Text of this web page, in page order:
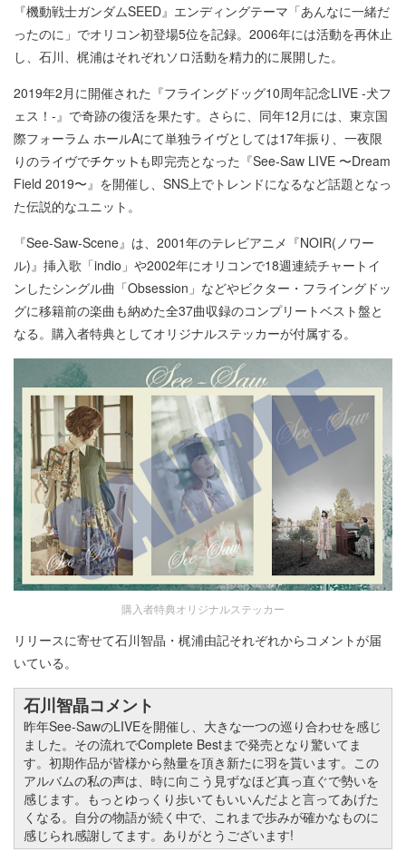
『機動戦士ガンダムSEED』エンディングテーマ「あんなに一緒だ
ったのに」でオリコン初登場5位を記録。2006年には活動を再休止
し、石川、梶浦はそれぞれソロ活動を精力的に展開した。
2019年2月に開催された『フライングドッグ10周年記念LIVE -犬フ
ェス！-』で奇跡の復活を果たす。さらに、同年12月には、東京国
際フォーラム ホールAにて単独ライヴとしては17年振り、一夜限
りのライヴで
も即完売となった『See-Saw LIVE 〜Dream
Field 2019〜』を開催し、SNS上でトレンドになるなど話題となっ
た伝説的なユニット。
『See-Saw-Scene』は、2001年のテレビアニメ『NOIR(ノワー
ル)』挿入歌「indio」や2002年にオリコンで18週連続チャートイ
ンしたシングル曲「Obsession」などやビクター・フライングドッ
グに移籍前の楽曲も納めた全37曲収録のコンプリートベスト盤と
なる。購入者特典としてオリジナルステッカーが付属する。
購入者特典オリジナルステッカー
リリースに寄せて石川智晶・梶浦由記それぞれからコメントが届
いている。
石川智晶コメント
昨年See-SawのLIVEを開催し、大きな一つの巡り合わせを感じ
ました。その流れでComplete Bestまで発売となり驚いてま
す。初期作品が皆様から熱量を頂き新たに羽を貰います。この
アルバムの私の声は、時に向こう見ずなほど真っ直ぐで勢いを
感じます。もっとゆっくり歩いてもいいんだよと言ってあげた
くなる。自分の物語が続く中で、これまで歩みが確かなものに
感じられ感謝してます。ありがとうございます!